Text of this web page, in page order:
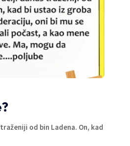
od bin Ladena. On, kad